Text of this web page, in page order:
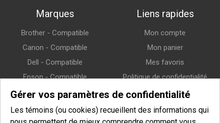
Marques
Brother - Compatible
Canon - Compatible
Dell - Compatible
Epson - Compatible
HP (Hewlett-Packard) -
Compatible
Lexmark - Compatible
Liens rapides
Mon compte
Mon panier
Mes favoris
Politique de confidentialité
Politique de retour
Politique de livraison
Gérer vos paramètres de confidentialité
Les témoins (ou cookies) recueillent des informations qui